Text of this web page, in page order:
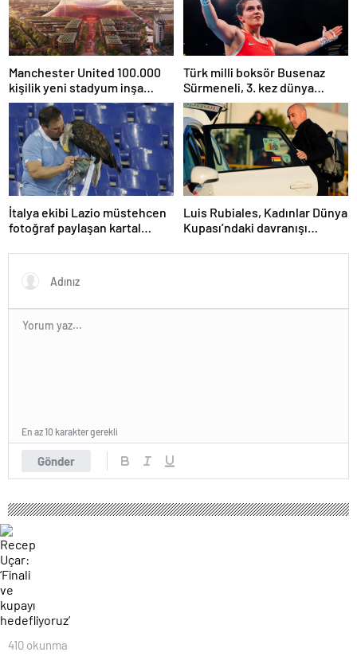
Manchester United 100.000
kişilik yeni stadyum inşa
etmeyi planlıyor
Türk milli boksör Busenaz
Sürmeneli, 3. kez dünya
şampiyonu oldu
İtalya ekibi Lazio müstehcen
fotoğraf paylaşan kartal
Luis Rubiales, Kadınlar Dünya
Kupası’ndaki davranışı
suçlu bulundu
Gönder
En az 10 karakter gerekli
410 okunma